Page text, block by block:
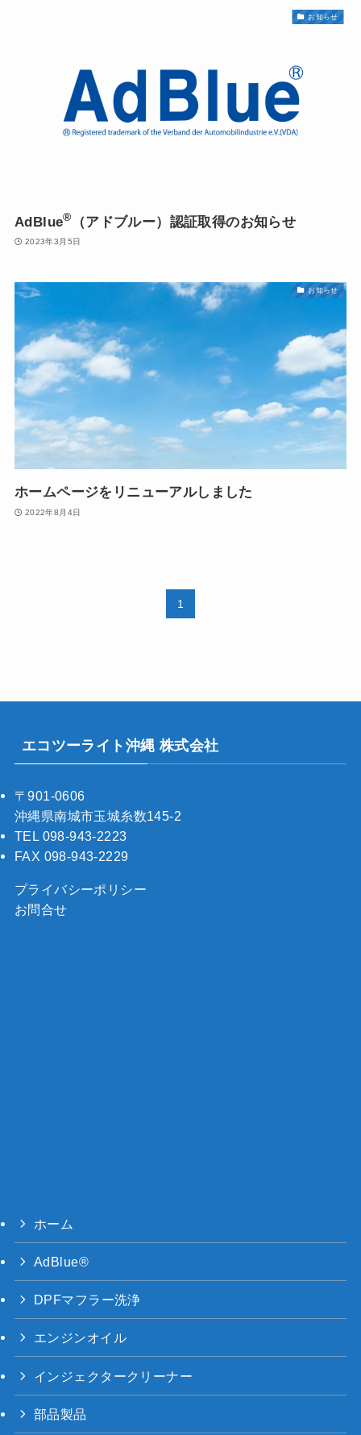
お知らせ
AdBlue® （アドブルー）認証取得のお知らせ
2023年3月5日
お知らせ
ホームページをリニューアルしました
2022年8月4日
1
エコツーライト沖縄 株式会社
〒901-0606
沖縄県南城市玉城糸数145-2
TEL 098-943-2223
FAX 098-943-2229
プライバシーポリシー
お問合せ
ホーム
AdBlue®
DPFマフラー洗浄
エンジンオイル
インジェクタークリーナー
部品製品